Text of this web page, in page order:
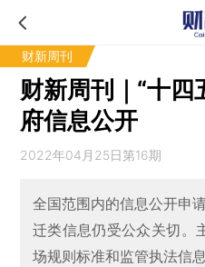
财新周刊
财新周刊｜“十四
府信息公开
2022年04月25日第16期
全国范围内的信息公开申
迁类信息仍受公众关切。
场规则标准和监管执法信